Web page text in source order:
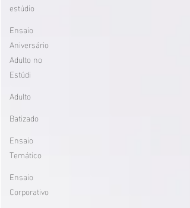
estúdio
Ensaio
Aniversário
Adulto no
Estúdi
Adulto
Batizado
Ensaio
Temático
Ensaio
Corporativo